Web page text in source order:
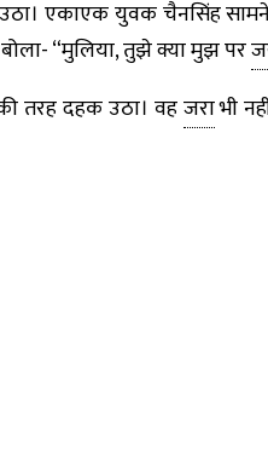
एकाएक युवक चैनसिंह
“मुलिया, तुझे क्या मुझ पर
तरह दहक उठा। वहजराभी